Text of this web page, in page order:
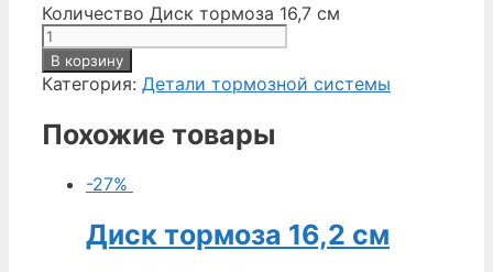
Количество Диск тормоза 16,7 см
В корзину
Категория: Детали тормозной системы
Похожие товары
-27%
Диск тормоза 16,2 см